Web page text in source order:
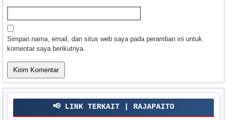
Simpan nama, email, dan situs web saya pada peramban ini untuk
komentar saya berikutnya.
📢 LINK TERKAIT | RAJAPAITO